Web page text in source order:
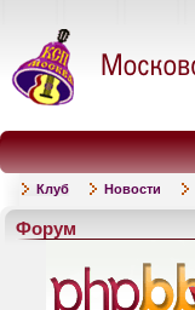
Клуб Новости
Форум